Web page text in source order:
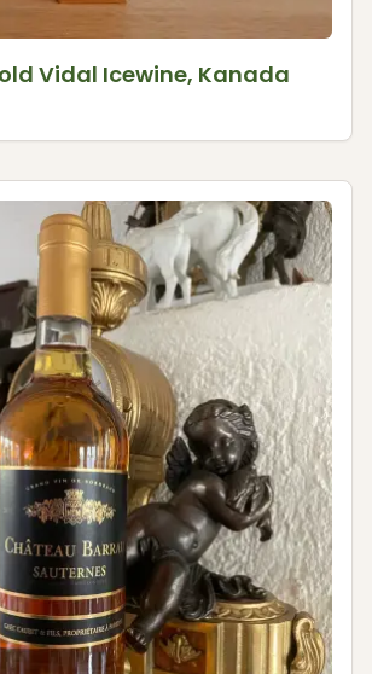
Vidal Icewine, Kanada